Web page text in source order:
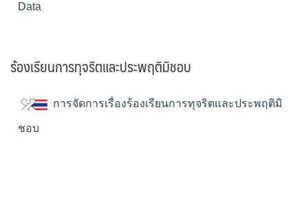
Data
ร้องเรียนการทุจริตและประพฤติมิชอบ
การจัดการเรื่องร้องเรียนการทุจริตและประพฤติมิ
ชอบ